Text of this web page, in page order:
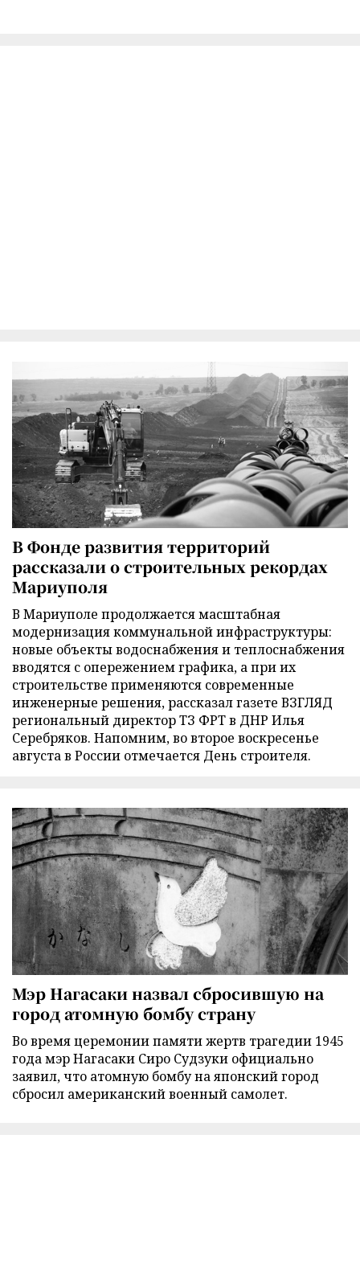
В Фонде развития территорий
рассказали о строительных рекордах
Мариуполя
В Мариуполе продолжается масштабная
модернизация коммунальной инфраструктуры:
новые объекты водоснабжения и теплоснабжения
вводятся с опережением графика, а при их
строительстве применяются современные
инженерные решения, рассказал газете ВЗГЛЯД
региональный директор ТЗ ФРТ в ДНР Илья
Серебряков. Напомним, во второе воскресенье
августа в России отмечается День строителя.
Мэр Нагасаки назвал сбросившую на
город атомную бомбу страну
Во время церемонии памяти жертв трагедии 1945
года мэр Нагасаки Сиро Судзуки официально
заявил, что атомную бомбу на японский город
сбросил американский военный самолет.